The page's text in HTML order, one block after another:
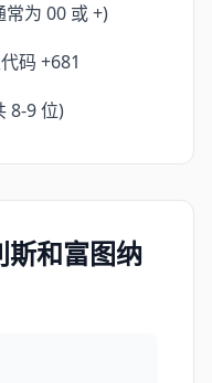
为 00 或 +)
码 +681
8-9 位)
斯和富图纳